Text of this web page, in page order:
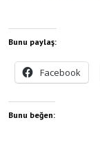
Bunu paylaş:
Facebook
Bunu beğen: